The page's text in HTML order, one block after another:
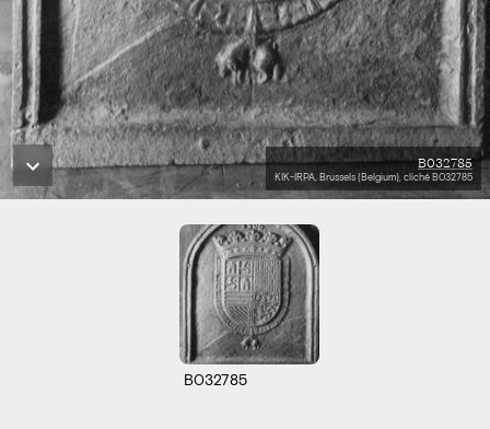
B032785
KIK-IRPA, Brussels (Belgium), cliché B032785
B032785